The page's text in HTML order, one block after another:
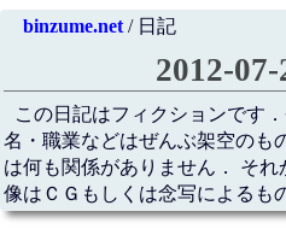
binzume.net/ 日記
2012-
この日記はフィクションです
名・職業などはぜんぶ架空のも
は何も関係がありません． そ
像はＣＧもしくは念写によるも